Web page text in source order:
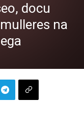
docu
na